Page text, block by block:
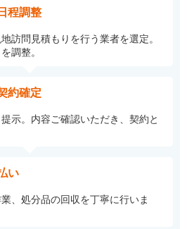
程調整
訪問見積もりを行う業者を選定。
調整。
約確定
示。内容ご確認いただき、契約と
い
、処分品の回収を丁寧に行いま